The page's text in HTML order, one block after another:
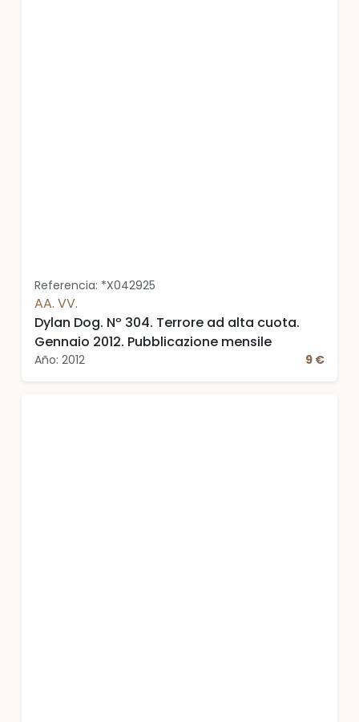
Referencia: *X042925
AA. VV.
Dylan Dog. Nº 304. Terrore ad alta cuota.
Gennaio 2012. Pubblicazione mensile
Año: 2012 9 €